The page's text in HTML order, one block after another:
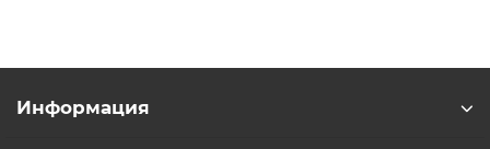
Информация